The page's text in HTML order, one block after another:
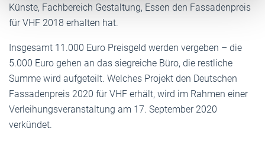
Künste, Fachbereich Gestaltung, Essen den Fassadenpreis
für VHF 2018 erhalten hat.
Insgesamt 11.000 Euro Preisgeld werden vergeben – die
5.000 Euro gehen an das siegreiche Büro, die restliche
Summe wird aufgeteilt. Welches Projekt den Deutschen
Fassadenpreis 2020 für VHF erhält, wird im Rahmen einer
Verleihungsveranstaltung am 17. September 2020
verkündet.